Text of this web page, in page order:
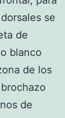
se
de
blanco
de los
de